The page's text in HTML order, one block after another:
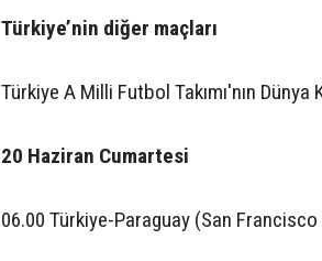
Türkiye’nin diğer maçları
Türkiye A Milli Futbol Takımı'nın
20 Haziran Cumartesi
06.00 Türkiye-Paraguay (San